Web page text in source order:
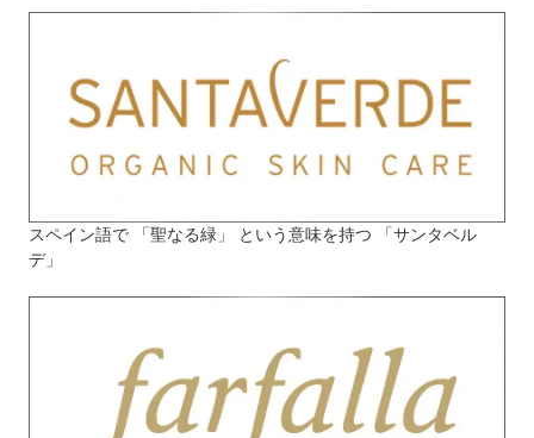
スペイン語で 「聖なる緑」 という意味を持つ 「サンタベル
デ」